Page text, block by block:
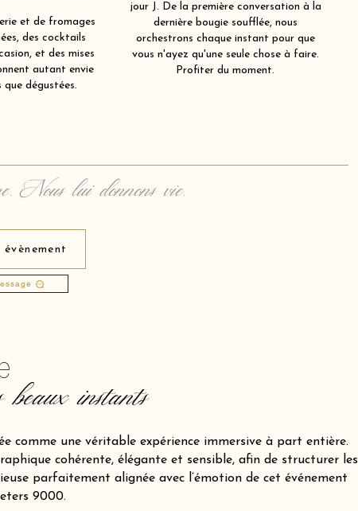
et de fromages
des cocktails
et des mises
autant envie
dégustées.
jour J. De la première conversation à la
dernière bougie soufflée, nous
orchestrons chaque instant pour que
vous n'ayez qu'une seule chose à faire.
Profiter du moment.
Nous lui donnons vie.
beaux instants
comme une véritable expérience immersive à part entière.
cohérente, élégante et sensible, afin de structurer les
parfaitement alignée avec l’émotion de cet événement
9000.